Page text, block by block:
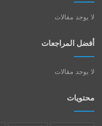
لا يوجد مقالات
أفضل المراجعات
لا يوجد مقالات
محتويات